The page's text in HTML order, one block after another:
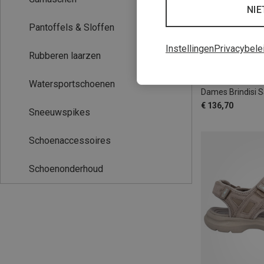
Pantoffels & Sloffen
Rubberen laarzen
Watersportschoenen
Sneeuwspikes
Schoenaccessoires
Schoenonderhoud
Dames Brindisi
€ 136,70
Instellingen